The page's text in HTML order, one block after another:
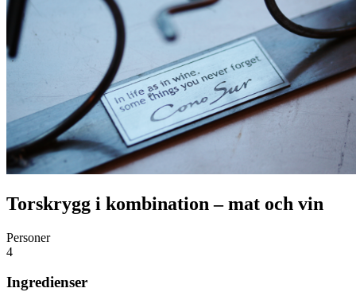
Torskrygg i kombination – mat och vin
Personer
4
Ingredienser